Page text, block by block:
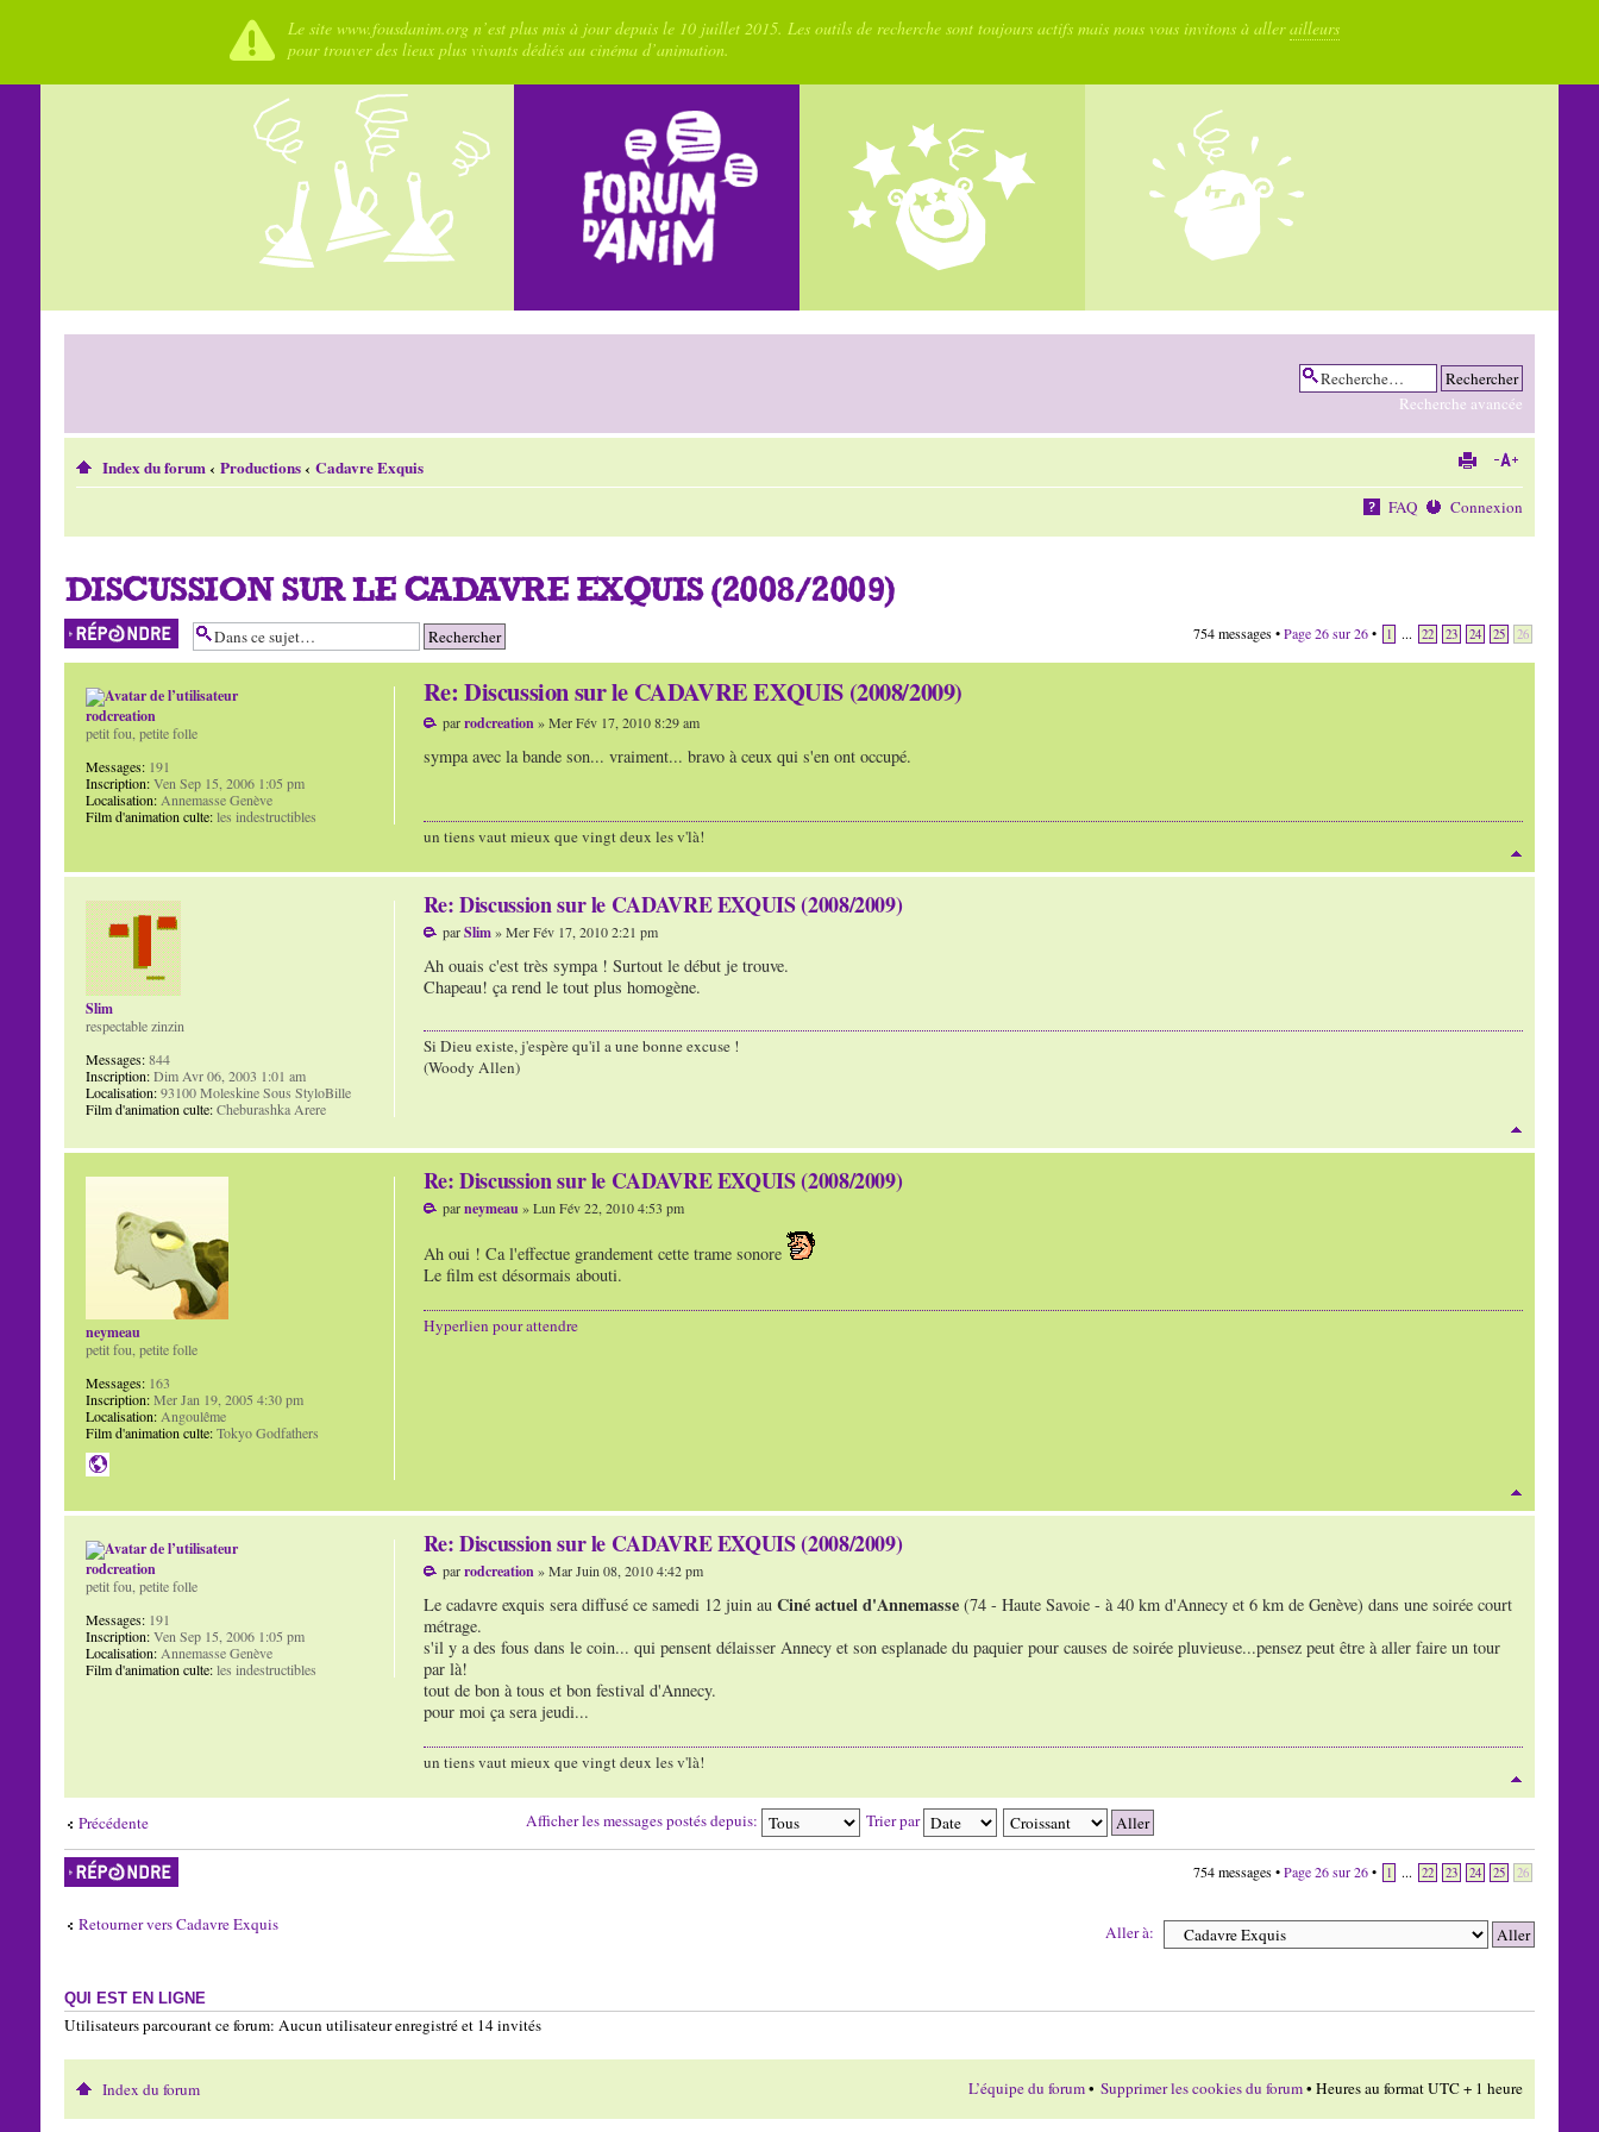
Le site www.fousdanim.org n’est plus mis à jour depuis le 10 juillet 2015. Les outils de recherche sont toujours actifs mais nous vous invitons à allerailleurs
pour trouver des lieux plus vivants dédiés au cinéma d’animation.
Recherche avancée
Index du forum‹ Productions‹ Cadavre Exquis
FAQ Connexion
DISCUSSION SUR LE CADAVRE EXQUIS (2008/2009)
Répondre 754 messages •Page26sur26• 1 ... 22 23 24 25 26
Re: Discussion sur le CADAVRE EXQUIS (2008/2009)
parrodcreation » Mer Fév 17, 2010 8:29 am
sympa avec la bande son... vraiment... bravo à ceux qui s'en ont occupé.
un tiens vaut mieux que vingt deux les v'là!
rodcreation
petit fou, petite folle
Messages:191
Inscription:Ven Sep 15, 2006 1:05 pm
Localisation:Annemasse Genève
Film d'animation culte:les indestructibles
Re: Discussion sur le CADAVRE EXQUIS (2008/2009)
parSlim» Mer Fév 17, 2010 2:21 pm
Ah ouais c'est très sympa ! Surtout le début je trouve.
Chapeau! ça rend le tout plus homogène.
Si Dieu existe, j'espère qu'il a une bonne excuse !
(Woody Allen)
Slim
respectable zinzin
Messages:844
Inscription:Dim Avr 06, 2003 1:01 am
Localisation:93100 Moleskine Sous StyloBille
Film d'animation culte:Cheburashka Arere
Re: Discussion sur le CADAVRE EXQUIS (2008/2009)
parneymeau» Lun Fév 22, 2010 4:53 pm
Ah oui ! Ca l'effectue grandement cette trame sonore
Le film est désormais abouti.
Hyperlien pour attendre
neymeau
petit fou, petite folle
Messages:163
Inscription:Mer Jan 19, 2005 4:30 pm
Localisation:Angoulême
Film d'animation culte:Tokyo Godfathers
Re: Discussion sur le CADAVRE EXQUIS (2008/2009)
parrodcreation» Mar Juin 08, 2010 4:42 pm
Le cadavre exquis sera diffusé ce samedi 12 juin au Ciné actuel d'Annemasse (74 - Haute Savoie - à 40 km d'Annecy et 6 km de Genève) dans une soirée court
métrage.
s'il y a des fous dans le coin... qui pensent délaisser Annecy et son esplanade du paquier pour causes de soirée pluvieuse...pensez peut être à aller faire un tour
par là!
tout de bon à tous et bon festival d'Annecy.
pour moi ça sera jeudi...
un tiens vaut mieux que vingt deux les v'là!
rodcreation
petit fou, petite folle
Messages:191
Inscription:Ven Sep 15, 2006 1:05 pm
Localisation:Annemasse Genève
Film d'animation culte:les indestructibles
Précédente Afficher les messages postés depuis: Trier par
Répondre 754 messages •Page26sur26• 1 ... 22 23 24 25 26
Retourner vers Cadavre Exquis Aller à:
QUI EST EN LIGNE
Utilisateurs parcourant ce forum: Aucun utilisateur enregistré et 14 invités
Index du forum L’équipe du forum• Supprimer les cookies du forum• Heures au format UTC + 1 heure